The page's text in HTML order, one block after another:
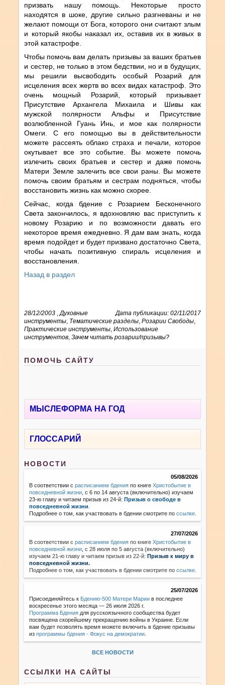
призвать нашу помощь. Некоторые просто
находятся в шоке, другие сильно разгневаны и не
желают помощи от Бога, которого они считают злым
и который якобы наказал их, оставив их в живых в
этой катастрофе.
Чтобы помочь вам делать призывы за ваших братьев
и сестер, не только в этом бедствии, но и в будущих,
мы решили высвободить особый Розарий для
исцеления всех жертв во всех видах катастроф. Это
очень мощный Розарий, который призывает
Присутствие Архангела Михаила и Шивы как
мужской полярности Альфы и Присутствие
возлюбленной Гуань Инь, и мое как полярности
Омеги. С его помощью вы в действительности
можете рассеять облако страха и печали, которое
окутывает все это событие. Вы можете помочь
излечить своих братьев и сестер и даже помочь
Матери Земле залечить все свои раны. Вы можете
помочь своим братьям и сестрам подняться, чтобы
восстановить жизнь как можно скорее.
Сейчас, когда бдение с Розарием Бесконечного
Света закончилось, я вдохновляю вас приступить к
новому Розарию и по возможности давать его
некоторое время ежедневно. Я дам вам знать, когда
время подойдет и будет призвано достаточно Света,
чтобы начать позитивную спираль исцеления и
восстановления.
Назад в раздел
28/12/2003 Дата публикации: 02/11/2017
,Духовные
инструменты Тематические разделы ,Розарии Свободы
Практические инструменты ,Использование
инструментов ,Зачем читать розарии/призывы?
ПОМОЧЬ САЙТУ
МЫСЛЕФОРМА НА ГОД
ГЛОССАРИЙ
НОВОСТИ
05/08/2026
В соответствии срасписанием бдения по книгеХристобытие в
повседневной жизни , с 6 по 14 августа (включительно) изучаем
23-ю главу и читаем призыв из 24-й:Призыв о свободе в
повседневной жизни
Подробнее о том, как участвовать в бдении смотрите поссылке
27/07/2026
В соответствии с расписанием бдения по книгеХристобытие в
повседневной жизни с 28 июля по 5 августа (включительно)
изучаем 21-ю главу и читаем призыв из 22-й:Призыв к миру в
повседневной жизни.
Подробнее о том, как участвовать в бдении смотрите поссылке
25/07/2026
Присоединяйтесь к Бдению-500 Матери Марии в последнее
воскресенье этого месяца — 26 июля 2026 г.
Программа Бдения для русскоязычного сообщества будет
посвящена скорейшему прекращению войны в Украине. Если
вам будет позволять время можете включить в бдение призывы
изпрограммы бдения - Фокус на демократии
ВСЕ НОВОСТИ
ССЫЛКИ НА САЙТЫ